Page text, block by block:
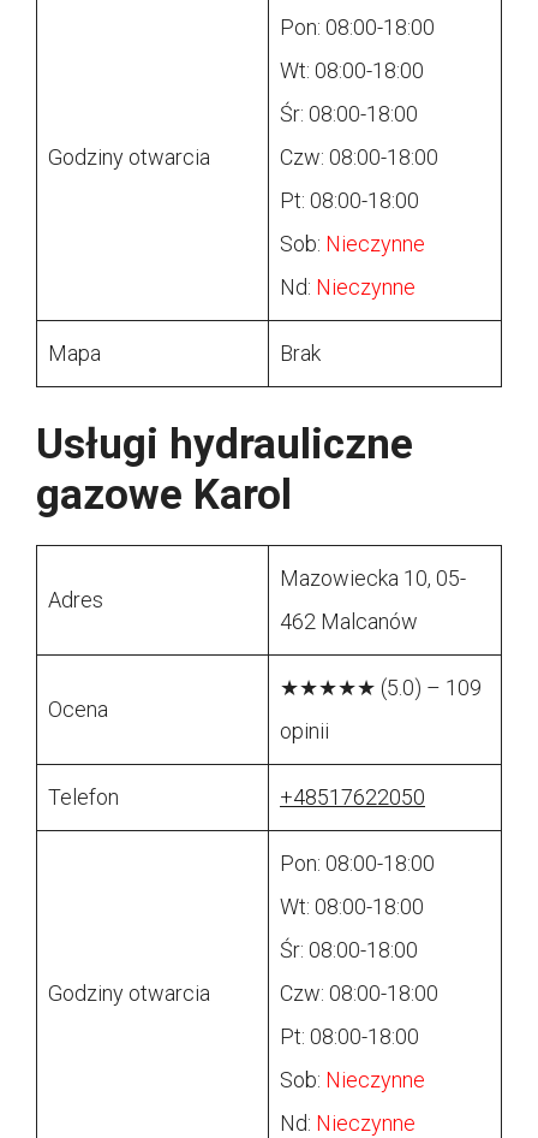
Godziny otwarcia
Pon: 08:00-18:00
Wt: 08:00-18:00
Śr: 08:00-18:00
Czw: 08:00-18:00
Pt: 08:00-18:00
Sob: Nieczynne
Nd: Nieczynne
Mapa Brak
Usługi hydrauliczne
gazowe Karol
Adres
Mazowiecka 10, 05-
462 Malcanów
Ocena
★★★★★ (5.0) – 109
opinii
Telefon +48517622050
Godziny otwarcia
Pon: 08:00-18:00
Wt: 08:00-18:00
Śr: 08:00-18:00
Czw: 08:00-18:00
Pt: 08:00-18:00
Sob: Nieczynne
Nd: Nieczynne